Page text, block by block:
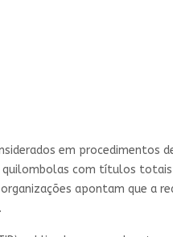
em procedimentos
com títulos totais
apontam que a